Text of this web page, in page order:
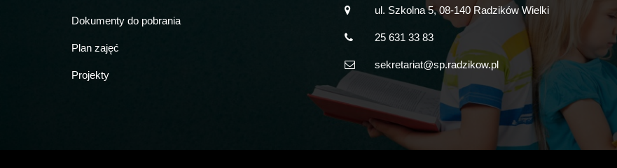
Dokumenty do pobrania
Plan zajęć
Projekty
ul. Szkolna 5, 08-140 Radzików Wielki
25 631 33 83
sekretariat@sp.radzikow.pl